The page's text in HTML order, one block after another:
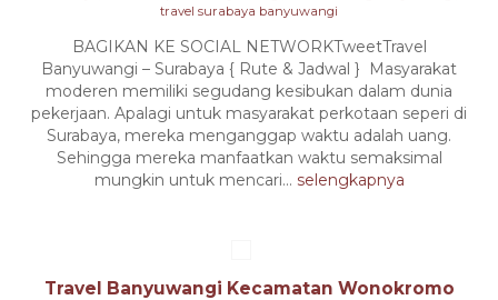
travel surabaya banyuwangi
BAGIKAN KE SOCIAL NETWORKTweetTravel
Banyuwangi – Surabaya { Rute & Jadwal } Masyarakat
moderen memiliki segudang kesibukan dalam dunia
pekerjaan. Apalagi untuk masyarakat perkotaan seperi di
Surabaya, mereka menganggap waktu adalah uang.
Sehingga mereka manfaatkan waktu semaksimal
mungkin untuk mencari... selengkapnya
Travel Banyuwangi Kecamatan Wonokromo